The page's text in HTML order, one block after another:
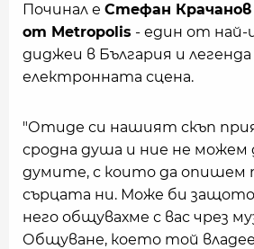
Починал е Стефан Крачанов
от Metropolis - един от
диджеи в България и легенда
електронната сцена.
"Отиде си нашият скъп
сродна душа и ние не можем
думите, с които да опишем
сърцата ни. Може би
него общувахме с вас чрез
Общуване, което той